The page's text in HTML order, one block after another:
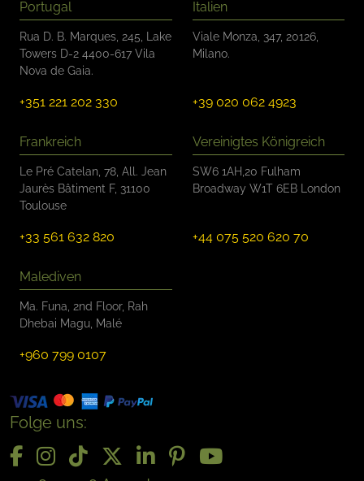
Portugal
Rua D. B. Marques, 245, Lake
Towers D-2 4400-617 Vila
Nova de Gaia.
+351 221 202 330
Italien
Viale Monza, 347, 20126,
Milano.
+39 020 062 4923
Frankreich
Le Pré Catelan, 78, All. Jean
Jaurès Bâtiment F, 31100
Toulouse
+33 561 632 820
Vereinigtes Königreich
SW6 1AH,20 Fulham
Broadway W1T 6EB London
+44 075 520 620 70
Malediven
Ma. Funa, 2nd Floor, Rah
Dhebai Magu, Malé
+960 799 0107
Folge uns: